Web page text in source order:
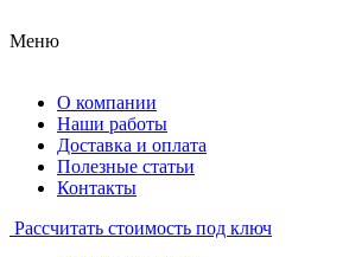
Меню
О компании
Наши работы
Доставка и оплата
Полезные статьи
Контакты
Рассчитать стоимость под ключ